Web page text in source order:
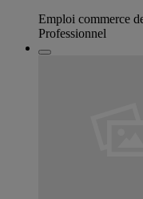
Emploi commerce
Professionnel